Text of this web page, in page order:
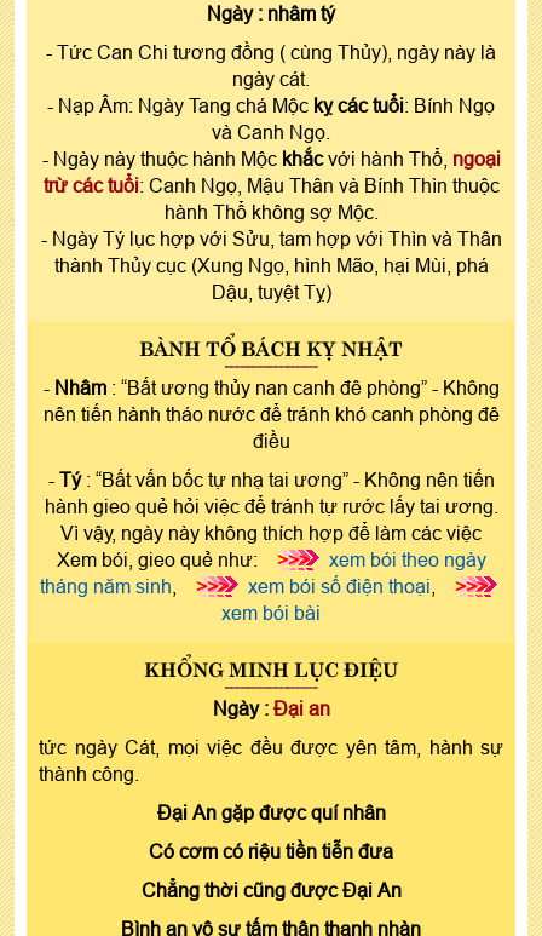
Ngày : nhâm tý
- Tức Can Chi tương đồng ( cùng Thủy), ngày này là
ngày cát.
- Nạp Âm: Ngày Tang chá Mộc kỵ các tuổi: Bính Ngọ
và Canh Ngọ.
- Ngày này thuộc hành Mộc khắcvới hành Thổ, ngoại
trừ các tuổi: Canh Ngọ, Mậu Thân và Bính Thìn thuộc
hành Thổ không sợ Mộc.
- Ngày Tý lục hợp với Sửu, tam hợp với Thìn và Thân
thành Thủy cục (Xung Ngọ, hình Mão, hại Mùi, phá
Dậu, tuyệt Tỵ)
BÀNH TỔ BÁCH KỴ NHẬT
- Nhâm: “Bất ương thủy nan canh đê phòng” - Không
nên tiến hành tháo nước để tránh khó canh phòng đê
điều
- Tý: “Bất vấn bốc tự nhạ tai ương” - Không nên tiến
hành gieo quẻ hỏi việc để tránh tự rước lấy tai ương.
Vì vậy, ngày này không thích hợp để làm các việc
Xem bói, gieo quẻ như:
>>>
xem bói theo ngày
tháng năm sinh
>>> xem bói số điện thoại
>>>
xem bói bài
KHỔNG MINH LỤC ĐIỆU
Ngày : Đại an
tức ngày Cát, mọi việc đều được yên tâm, hành sự
thành công.
Đại An gặp được quí nhân
Có cơm có riệu tiền tiễn đưa
Chẳng thời cũng được Đại An
Bình an vô sự tấm thân thanh nhàn